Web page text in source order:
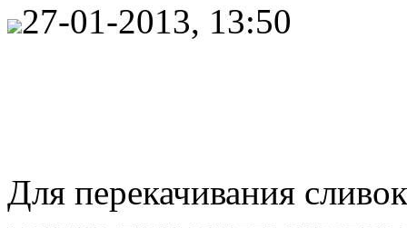
27-01-2013, 13:50
Для перекачивания